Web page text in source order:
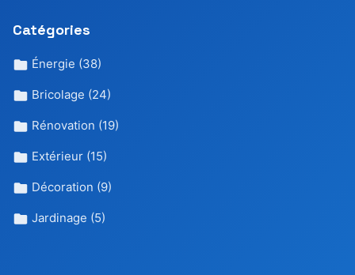
Catégories
Énergie (38)
Bricolage (24)
Rénovation (19)
Extérieur (15)
Décoration (9)
Jardinage (5)